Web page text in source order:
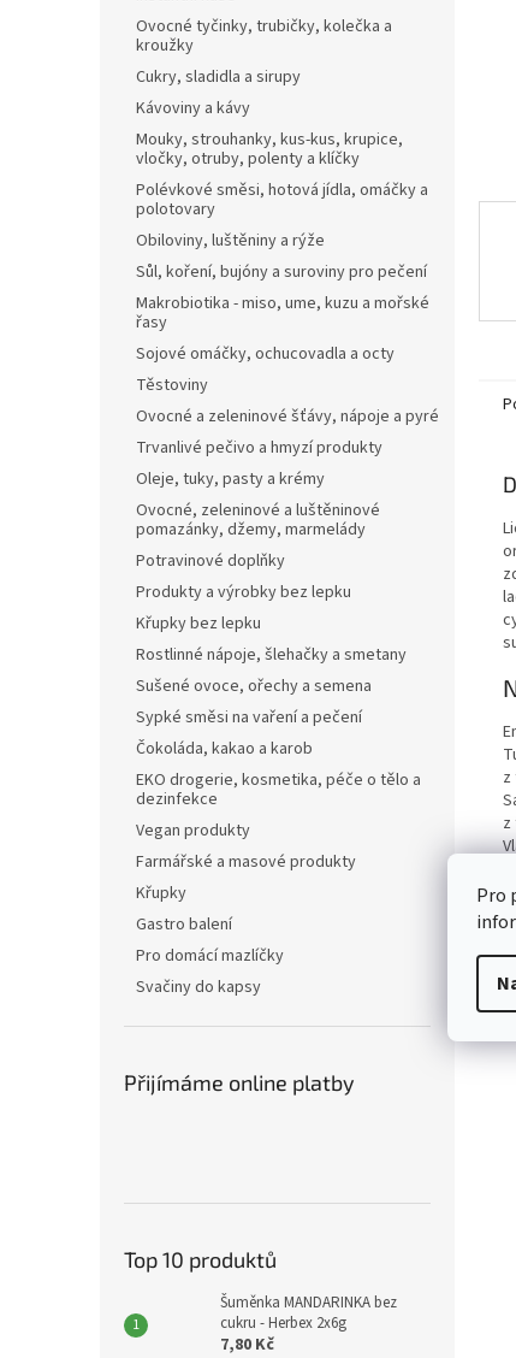
Pro
Ovocné tyčinky, trubičky, kolečka a
kroužky
Cukry, sladidla a sirupy
Kávoviny a kávy
Mouky, strouhanky, kus-kus, krupice,
vločky, otruby, polenty a klíčky
Polévkové směsi, hotová jídla, omáčky a
polotovary
Obiloviny, luštěniny a rýže
Sůl, koření, bujóny a suroviny pro pečení
Makrobiotika - miso, ume, kuzu a mořské
řasy
Sojové omáčky, ochucovadla a octy
Těstoviny
Ovocné a zeleninové šťávy, nápoje a pyré
Trvanlivé pečivo a hmyzí produkty
Oleje, tuky, pasty a krémy
Ovocné, zeleninové a luštěninové
pomazánky, džemy, marmelády
Potravinové doplňky
Produkty a výrobky bez lepku
Křupky bez lepku
Rostlinné nápoje, šlehačky a smetany
Sušené ovoce, ořechy a semena
Sypké směsi na vaření a pečení
Čokoláda, kakao a karob
EKO drogerie, kosmetika, péče o tělo a
dezinfekce
Vegan produkty
Farmářské a masové produkty
Křupky
Gastro balení
Pro domácí mazlíčky
Svačiny do kapsy
Přijímáme online platby
Top 10 produktů
Šuměnka MANDARINKA bez
cukru - Herbex 2x6g
7,80 Kč
z
z